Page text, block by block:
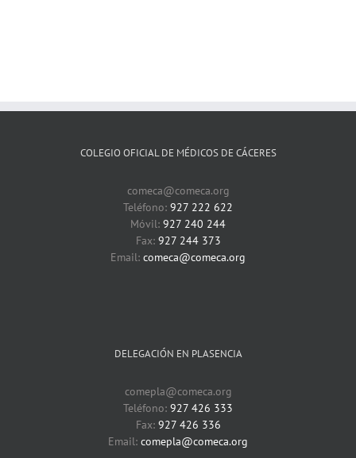
COLEGIO OFICIAL DE MÉDICOS DE CÁCERES
comeca@comeca.org
Teléfono: 927 222 622
Móvil: 927 240 244
Fax: 927 244 373
Email: comeca@comeca.org
DELEGACIÓN EN PLASENCIA
comepla@comeca.org
Teléfono: 927 426 333
Fax: 927 426 336
Email: comepla@comeca.org